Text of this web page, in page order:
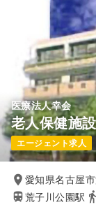
医療法人幸会
老人保健施
エージェント求人
愛知県名古屋
荒子川公園駅